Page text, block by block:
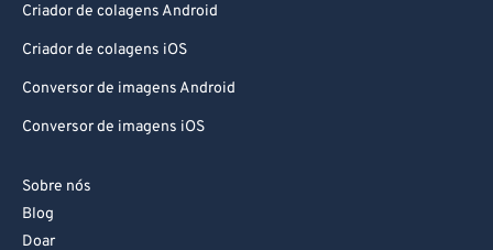
Criador de colagens Android
Criador de colagens iOS
Conversor de imagens Android
Conversor de imagens iOS
Sobre nós
Blog
Doar